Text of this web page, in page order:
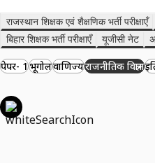
राजस्थान शिक्षक एवं शैक्षणिक भर्ती परीक्षाएँ
बिहार शिक्षक भर्ती परीक्षाएँ
यूजीसी नेट
पेपर- 1भूगोलवाणिज्यराजनीतिक विज्ञान